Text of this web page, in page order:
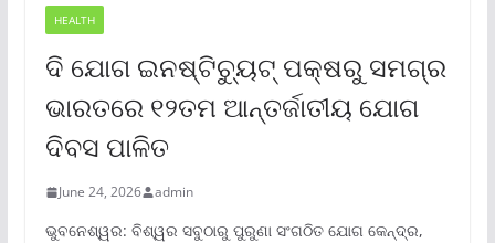
HEALTH
ଦି ଯୋଗ ଇନଷ୍ଟିଚ୍ୟୁଟ୍ ପକ୍ଷରୁ ସମଗ୍ର
ଭାରତରେ ୧୨ତମ ଆନ୍ତର୍ଜାତୀୟ ଯୋଗ
ଦିବସ ପାଳିତ
June 24, 2026 admin
ଭୁବନେଶ୍ୱର: ବିଶ୍ୱର ସବୁଠାରୁ ପୁରୁଣା ସଂଗଠିତ ଯୋଗ କେନ୍ଦ୍ର,